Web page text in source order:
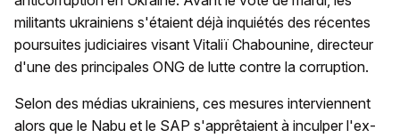
militants ukrainiens s'étaient déjà inquiétés des récentes
poursuites judiciaires visant Vitaliï Chabounine, directeur
d'une des principales ONG de lutte contre la corruption.
Selon des médias ukrainiens, ces mesures interviennent
alors que le Nabu et le SAP s'apprêtaient à inculper l'ex-